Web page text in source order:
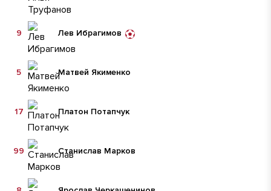
Лев Ибрагимов
9
Матвей Якименко
5
Платон Потапчук
17
Станислав Марков
99